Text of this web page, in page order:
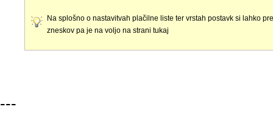
Na splošno o nastavitvah plačilne liste ter vrstah postavk si lahko
zneskov pa je na voljo na strani tukaj
---